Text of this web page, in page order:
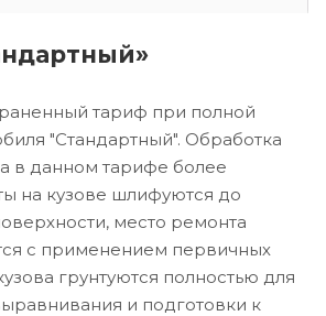
тариф при полной
"Стандартный". Обработка
в данном тарифе более
на кузове шлифуются до
место ремонта
с применением первичных
грунтуются полностью для
и подготовки к